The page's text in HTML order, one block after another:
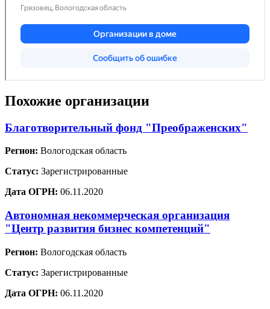
Похожие организации
Благотворительный фонд "Преображенских"
Регион: Вологодская область
Статус: Зарегистрированные
Дата ОГРН: 06.11.2020
Автономная некоммерческая организация
"Центр развития бизнес компетенций"
Регион: Вологодская область
Статус: Зарегистрированные
Дата ОГРН: 06.11.2020